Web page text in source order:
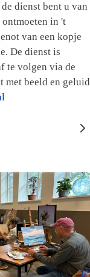
dienst bent u van
in 't
van een kopje
De dienst is
te volgen via de
met beeld en geluid